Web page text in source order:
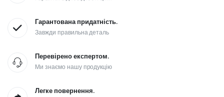
Гарантована придатність.
Завжди правильна деталь
Перевірено експертом.
Ми знаємо нашу продукцію
Легке повернення.